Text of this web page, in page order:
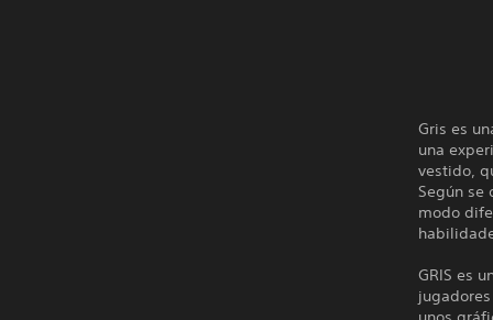
Gris es
una
vestido,
Según se
modo
GRIS es